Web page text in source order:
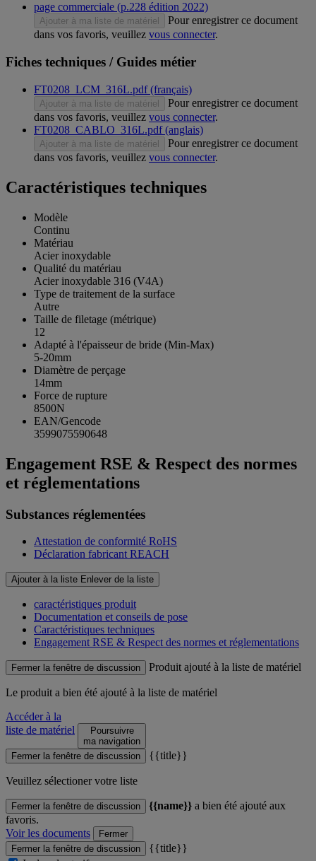
page commerciale (p.228 édition 2022)
Ajouter à ma liste de matériel
Pour enregistrer ce document
dans vos favoris, veuillez vous connecter.
Fiches techniques / Guides métier
FT0208_LCM_316L.pdf (français)
Ajouter à ma liste de matériel
Pour enregistrer ce document
dans vos favoris, veuillez vous connecter.
FT0208_CABLO_316L.pdf (anglais)
Ajouter à ma liste de matériel
Pour enregistrer ce document
dans vos favoris, veuillez vous connecter.
Caractéristiques techniques
Modèle
Continu
Matériau
Acier inoxydable
Qualité du matériau
Acier inoxydable 316 (V4A)
Type de traitement de la surface
Autre
Taille de filetage (métrique)
12
Adapté à l'épaisseur de bride (Min-Max)
5-20mm
Diamètre de perçage
14mm
Force de rupture
8500N
EAN/Gencode
3599075590648
Engagement RSE & Respect des normes
et réglementations
Substances réglementées
Attestation de conformité RoHS
Déclaration fabricant REACH
Ajouter à la liste Enlever de la liste
caractéristiques produit
Documentation et conseils de pose
Caractéristiques techniques
Engagement RSE & Respect des normes et réglementations
Fermer la fenêtre de discussion Produit ajouté à la liste de matériel
Le produit a bien été ajouté à la liste de matériel
Accéder à la
liste de matériel
Poursuivre
ma navigation
Fermer la fenêtre de discussion
{{title}}
Veuillez sélectioner votre liste
Fermer la fenêtre de discussion {{name}} a bien été ajouté aux
favoris.
Voir les documents
Fermer
Fermer la fenêtre de discussion
{{title}}